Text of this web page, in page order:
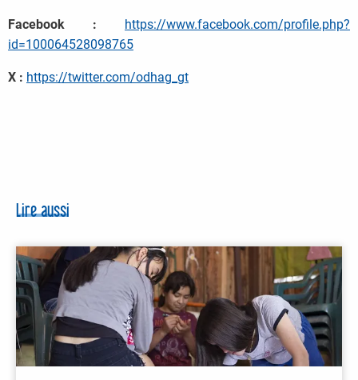
Facebook :
https://www.facebook.com/profile.php?
id=100064528098765
X : https://twitter.com/odhag_gt
Lire aussi